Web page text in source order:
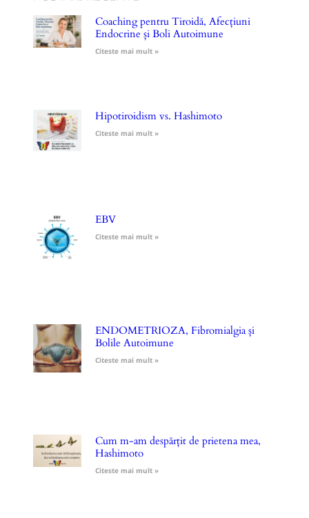
Coaching pentru Tiroidă, Afecțiuni
Endocrine și Boli Autoimune
Citeste mai mult »
Hipotiroidism vs. Hashimoto
Citeste mai mult »
EBV
Citeste mai mult »
ENDOMETRIOZA, Fibromialgia și
Bolile Autoimune
Citeste mai mult »
Cum m-am despărțit de prietena mea,
Hashimoto
Citeste mai mult »